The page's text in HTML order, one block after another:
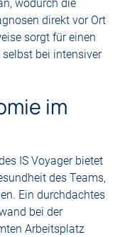
wodurch die
direkt vor Ort
sorgt für einen
bei intensiver
im
IS Voyager bietet
des Teams,
Ein durchdachtes
bei der
Arbeitsplatz